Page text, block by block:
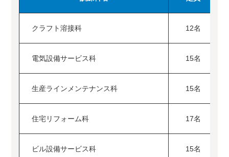
クラフト溶接科 12名
電気設備サービス科 15名
生産ラインメンテナンス科 15名
住宅リフォーム科 17名
ビル設備サービス科 15名